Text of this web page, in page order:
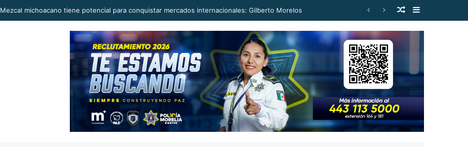
Mezcal michoacano tiene potencial para conquistar mercados internacionales: Gilberto Morelos Publicación al
Barra lateral